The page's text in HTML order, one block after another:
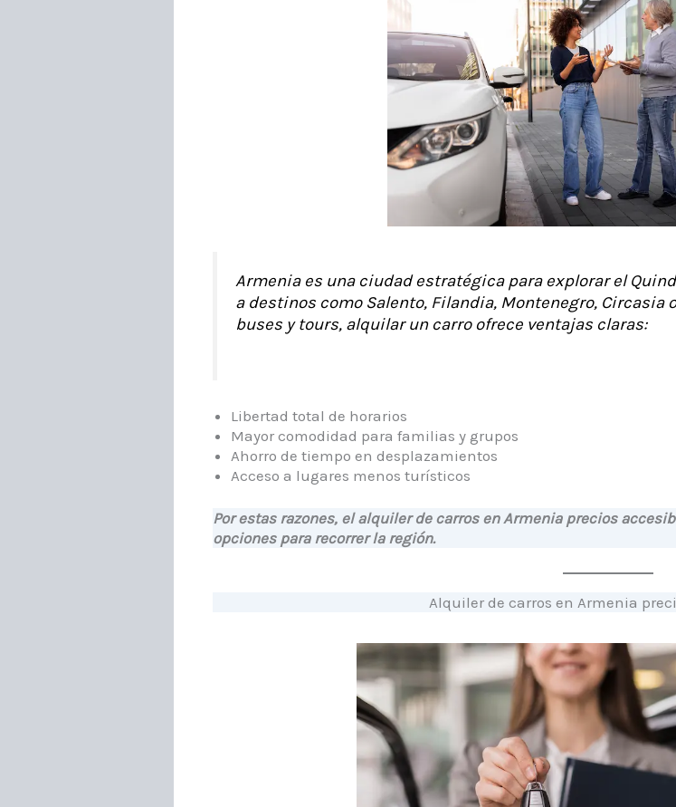
Armenia es una ciudad estratégica para explorar el
a destinos como Salento, Filandia, Montenegro, Circasia
buses y tours, alquilar un carro ofrece ventajas claras:
Libertad total de horarios
Mayor comodidad para familias y grupos
Ahorro de tiempo en desplazamientos
Acceso a lugares menos turísticos
Por estas razones, el alquiler de carros en Armenia precios
opciones para recorrer la región.
Alquiler de carros en Armenia